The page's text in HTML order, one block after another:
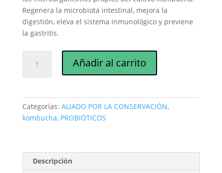
Regenera la microbiota intestinal, mejora la
digestión, eleva el sistema inmunológico y previene
la gastritis.
cantidad
Añadir al carrito
Categorías: ALIADO POR LA CONSERVACIÓN,
kombucha, PROBIÓTICOS
Descripción